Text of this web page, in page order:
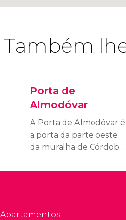
Também
Porta de
Almodóvar
A Porta de Almodóvar é
a porta da parte oeste
da muralha de Córdoba
conservam. Data da
Apartamentos